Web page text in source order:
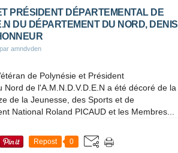
PRÉSIDENT DÉPARTEMENTAL DE
DU DÉPARTEMENT DU NORD, DENIS
amndvden
de Polynésie et Président
Nord de l'A.M.N.D.V.D.E.N a été décoré de la
de la Jeunesse, des Sports et de
National Roland PICAUD et les Membres...
Repost 0